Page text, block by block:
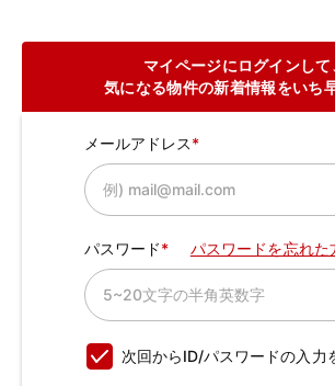
マイページにログインして
気になる物件の新着情報をいち
メールアドレス
パスワード パスワードを忘れた
次回からID/パスワードの入力